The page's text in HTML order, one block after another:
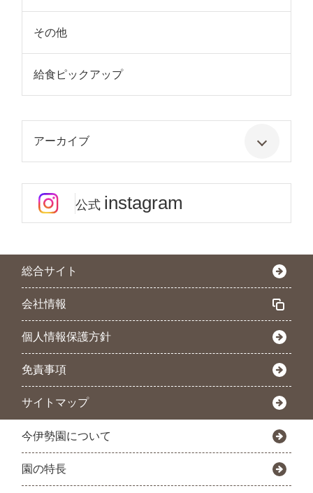
その他
給食ピックアップ
アーカイブ
公式 instagram
総合サイト
会社情報
個人情報保護方針
免責事項
サイトマップ
今伊勢園について
園の特長